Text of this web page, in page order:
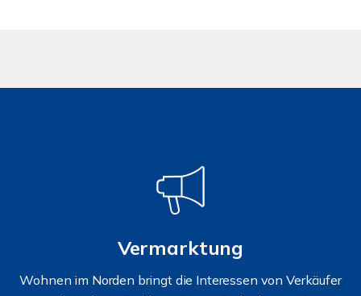
Vermarktung
Wohnen im Norden bringt die Interessen von Verkäufer